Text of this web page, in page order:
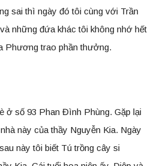
sai thì ngày đó tôi cùng với Trần
những đứa khác tôi không nhớ hết
Phương trao phần thưởng.
ở số 93 Phan Đình Phùng. Gặp lại
này của thầy Nguyễn Kia. Ngày
này tôi biết Tú trồng cây si